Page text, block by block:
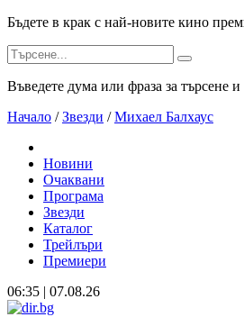
Бъдете в крак с най-новите кино
Въведете дума или фраза за търсене
Начало / Звезди / Михаел Балхаус
Новини
Очаквани
Програма
Звезди
Каталог
Трейлъри
Премиери
06:35 | 07.08.26